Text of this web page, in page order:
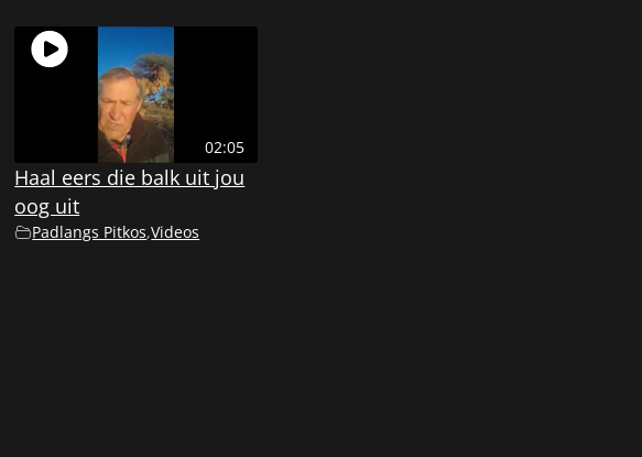
02:05
Haal eers die balk uit jou
oog uit
Padlangs Pitkos,Videos